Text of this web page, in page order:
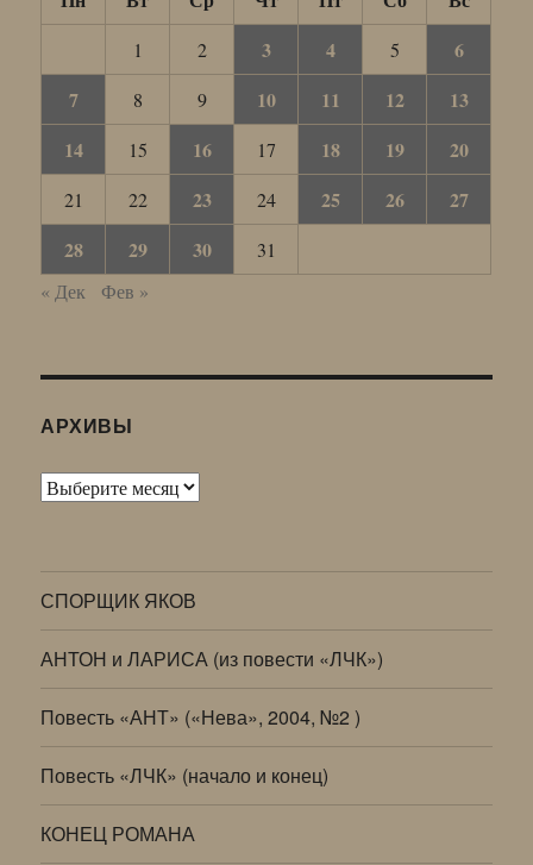
1 2 3 4 5
6
7
8 9 10 11 12
13
14
15 16 17 18 19 20
21 22 23 24 25 26
27
28
29 30
31
« Дек
Фев »
АРХИВЫ
Архивы
СПОРЩИК ЯКОВ
АНТОН и ЛАРИСА (из повести «ЛЧК»)
Повесть «АНТ» («Нева», 2004, №2 )
Повесть «ЛЧК» (начало и конец)
КОНЕЦ РОМАНА